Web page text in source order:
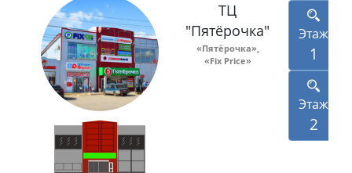
ТЦ
"Пятёрочка"
«Пятёрочка»,
«Fix Price»
Этаж
1
Этаж
2